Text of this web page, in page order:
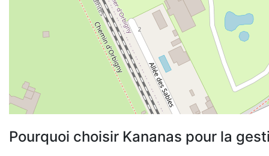
Pourquoi choisir Kananas pour la